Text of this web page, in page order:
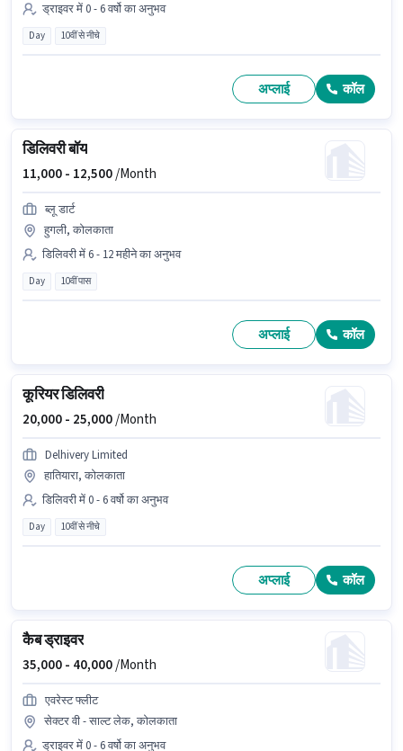
ड्राइवर में 0 - 6 वर्षो का अनुभव
Day 10वीं से नीचे
अप्लाई कॉल
डिलिवरी बॉय
11,000 - 12,500/Month
ब्लू डार्ट
हुगली, कोलकाता
डिलिवरी में 6 - 12 महीने का अनुभव
Day 10वीं पास
अप्लाई कॉल
कूरियर डिलिवरी
20,000 - 25,000/Month
Delhivery Limited
हातियारा, कोलकाता
डिलिवरी में 0 - 6 वर्षो का अनुभव
Day 10वीं से नीचे
अप्लाई कॉल
कैब ड्राइवर
35,000 - 40,000/Month
एवरेस्ट फ्लीट
सेक्टर वी - साल्ट लेक, कोलकाता
ड्राइवर में 0 - 6 वर्षो का अनुभव